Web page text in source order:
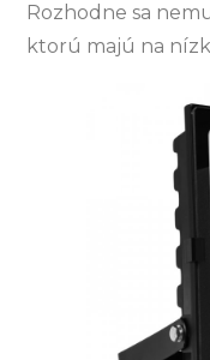
Rozhodne sa
ktorú majú na